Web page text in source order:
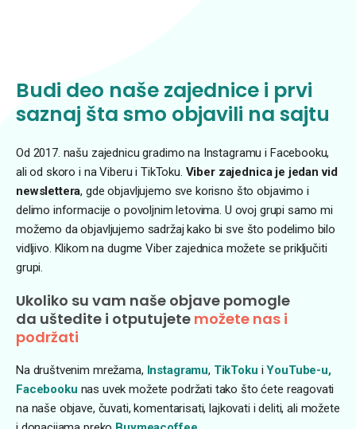
Budi deo naše zajednice i prvi
saznaj šta smo objavili na sajtu
Od 2017. našu zajednicu gradimo na Instagramu i Facebooku,
ali od skoro i na Viberu i TikToku. Viber zajednica je jedan vid
newslettera, gde objavljujemo sve korisno što objavimo i
delimo informacije o povoljnim letovima. U ovoj grupi samo mi
možemo da objavljujemo sadržaj kako bi sve što podelimo bilo
vidljivo. Klikom na dugme Viber zajednica možete se priključiti
grupi.
Ukoliko su vam naše objave pomogle
da uštedite i otputujete možete nas i
podržati
Na društvenim mrežama, Instagramu, TikToku iYouTube-u,
Facebooku nas uvek možete podržati tako što ćete reagovati
na naše objave, čuvati, komentarisati, lajkovati i deliti, ali možete